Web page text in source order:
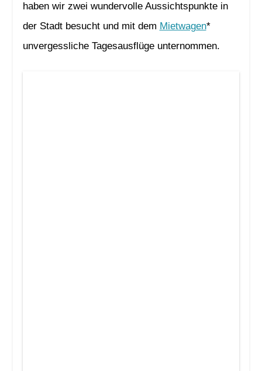
haben wir zwei wundervolle Aussichtspunkte in
der Stadt besucht und mit dem Mietwagen*
unvergessliche Tagesausflüge unternommen.